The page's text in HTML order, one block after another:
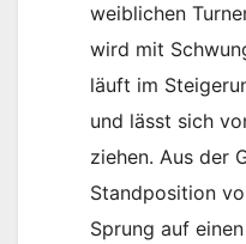
weiblichen
wird mit
läuft im
und lässt sich
ziehen. Aus der
Standposition
Sprung auf